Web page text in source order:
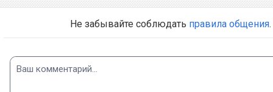
Не забывайте соблюдать правила общения.